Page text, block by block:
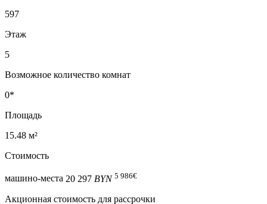
597
Этаж
5
Возможное количество комнат
0*
Площадь
15.48 м²
Стоимость
машино-места 20 297 BYN 5 986€
Акционная стоимость для рассрочки